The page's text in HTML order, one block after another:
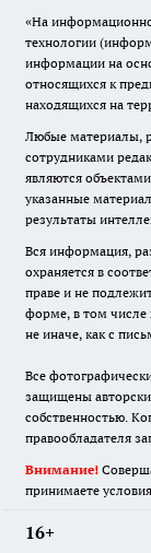
«На
технологии
информации на
относящихся к
находящихся на
Любые материалы,
сотрудниками
являются
указанные
результаты
Вся информация,
охраняется в
праве и не
форме, в том числе
не иначе, как с
Все
защищены
собственностью.
правообладателя
Внимание!
принимаете
16+